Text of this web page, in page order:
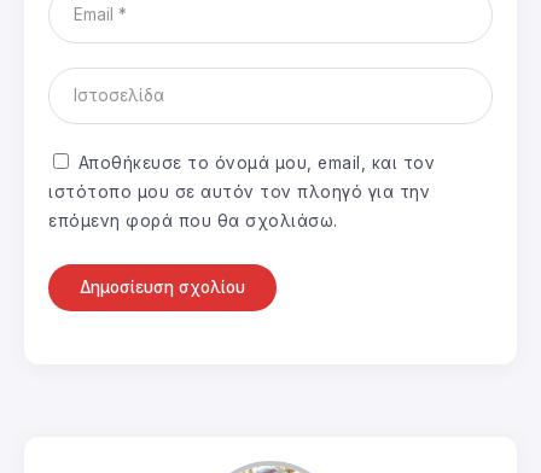
Αποθήκευσε το όνομά μου, email, και τον
ιστότοπο μου σε αυτόν τον πλοηγό για την
επόμενη φορά που θα σχολιάσω.